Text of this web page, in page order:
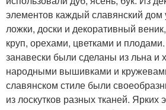
элементов каждый славянский
ложки, доски и декоративный
круп, орехами, цветками и
занавески были сделаны из льна и
народными вышивками и
славянском стиле были
из лоскутков разных тканей. Ярких